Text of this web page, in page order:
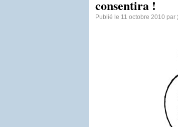
consentira !
Publié le 11 octobre 2010 par